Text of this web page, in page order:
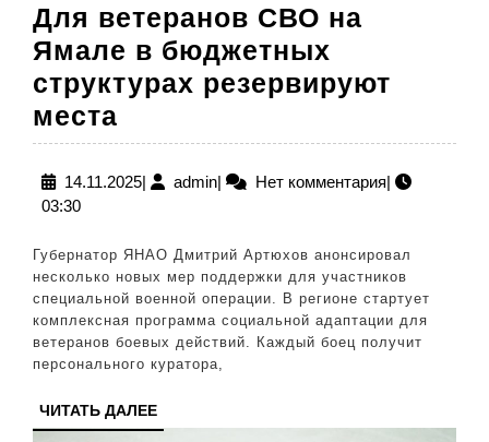
Для ветеранов СВО на
Ямале в бюджетных
структурах резервируют
места
ветеранов
СВО
Ямале
в
бюджетных
структурах
резервируют
места
14.11.202514.11.2025
| adminadmin
| Нет комментария|
03:30
Губернатор ЯНАО Дмитрий Артюхов анонсировал
несколько новых мер поддержки для участников
специальной военной операции. В регионе стартует
комплексная программа социальной адаптации для
ветеранов боевых действий. Каждый боец получит
персонального куратора,
ЧИТАТЬ ДАЛЕЕЧИТАТЬ
ДАЛЕЕ